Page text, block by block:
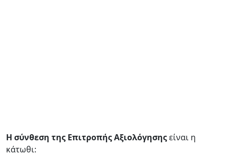
Η σύνθεση της Επιτροπής Αξιολόγησηςείναι η
κάτωθι: